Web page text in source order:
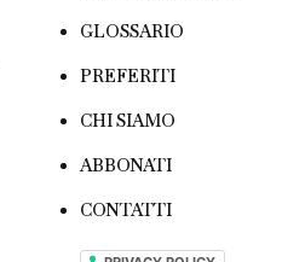
GLOSSARIO
PREFERITI
CHI SIAMO
ABBONATI
CONTATTI